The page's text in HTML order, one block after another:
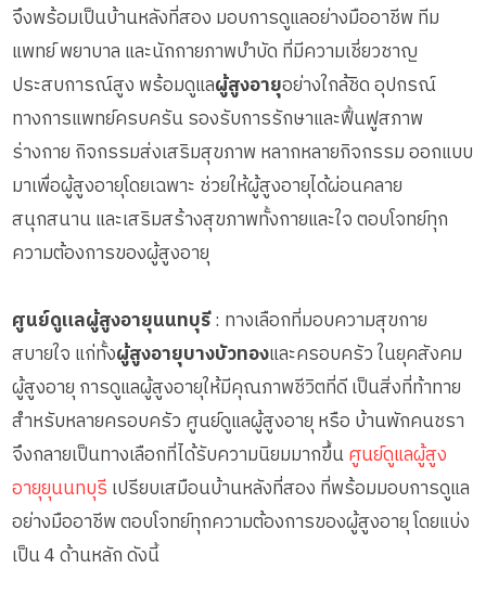
จึงพร้อมเป็นบ้านหลังที่สอง มอบการดูแลอย่างมืออาชีพ ทีม
แพทย์ พยาบาล และนักกายภาพบำบัด ที่มีความเชี่ยวชาญ
ประสบการณ์สูง พร้อมดูแลผู้สูงอายุอย่างใกล้ชิด อุปกรณ์
ทางการแพทย์ครบครัน รองรับการรักษาและฟื้นฟูสภาพ
ร่างกาย กิจกรรมส่งเสริมสุขภาพ หลากหลายกิจกรรม ออกแบบ
มาเพื่อผู้สูงอายุโดยเฉพาะ ช่วยให้ผู้สูงอายุได้ผ่อนคลาย
สนุกสนาน และเสริมสร้างสุขภาพทั้งกายและใจ ตอบโจทย์ทุก
ความต้องการของผู้สูงอายุ
ศูนย์ดูแลผู้สูงอายุนนทบุรี: ทางเลือกที่มอบความสุขกาย
สบายใจ แก่ทั้งผู้สูงอายุบางบัวทองและครอบครัว ในยุคสังคม
ผู้สูงอายุ การดูแลผู้สูงอายุให้มีคุณภาพชีวิตที่ดี เป็นสิ่งที่ท้าทาย
สำหรับหลายครอบครัว ศูนย์ดูแลผู้สูงอายุ หรือ บ้านพักคนชรา
จึงกลายเป็นทางเลือกที่ได้รับความนิยมมากขึ้นศูนย์ดูแลผู้สูง
อายุยุนนทบุรี เปรียบเสมือนบ้านหลังที่สอง ที่พร้อมมอบการดูแล
อย่างมืออาชีพ ตอบโจทย์ทุกความต้องการของผู้สูงอายุ โดยแบ่ง
เป็น 4 ด้านหลัก ดังนี้